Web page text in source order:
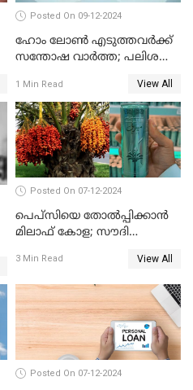
Posted On 09-12-2024
ഹോം ലോൺ എടുത്തവർക്ക്
സന്തോഷ വാർത്ത; പലിശ
1 Min Read View All
Posted On 07-12-2024
പെപ്സിയെ തോൽപ്പിക്കാൻ
മിലാഫ് കോള; സൗദി
കോളയേക്കുറിച്ച് അറിയാം
3 Min Read View All
Posted On 07-12-2024